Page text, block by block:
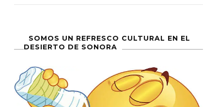
V.
Máscara
SOMOS UN REFRESCO CULTURAL EN EL
DESIERTO DE SONORA